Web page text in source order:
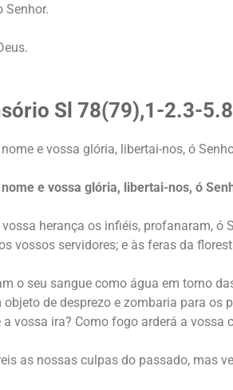
Senhor.
Sl 78(79),1-2.3-
e vossa glória, libertai-nos, ó
e vossa glória, libertai-nos, ó
herança os infiéis, profanaram, ó
vossos servidores; e às feras da
o seu sangue como água em torno
de desprezo e zombaria para os
a vossa ira? Como fogo arderá a vossa
as nossas culpas do passado, mas